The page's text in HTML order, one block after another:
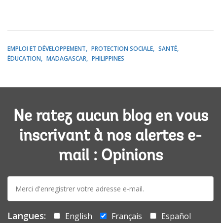
EMPLOI ET DÉVELOPPEMENT PROTECTION SOCIALE
SANTÉ
ÉDUCATION
MADAGASCAR PHILIPPINES
Ne ratez aucun blog en vous
inscrivant à nos alertes e-
mail : Opinions
E-
mail:
Langues: English Français
Español